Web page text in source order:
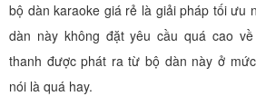
bộ dàn karaoke giá rẻ là giải pháp tối ưu
dàn này không đặt yêu cầu quá cao
thanh được phát ra từ bộ dàn này ở
nói là quá hay.